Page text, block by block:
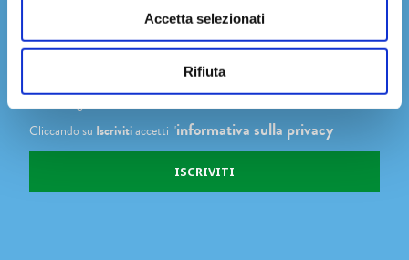
Accetta selezionati
Rifiuta
Dichiaro di avere più di 14 anni
degli Editori Laterza, come indicato nel punto 2.b dell'informativa ex
art. 13 Reg. UE 2016/679
Cliccando su Iscrivitiaccetti l'informativa sulla privacy